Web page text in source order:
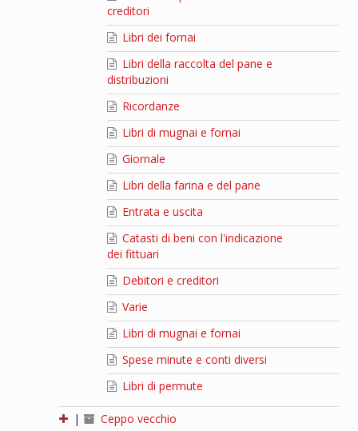
creditori
Libri dei fornai
Libri della raccolta del pane e
distribuzioni
Ricordanze
Libri di mugnai e fornai
Giornale
Libri della farina e del pane
Entrata e uscita
Catasti di beni con l'indicazione
dei fittuari
Debitori e creditori
Varie
Libri di mugnai e fornai
Spese minute e conti diversi
Libri di permute
|
Ceppo vecchio